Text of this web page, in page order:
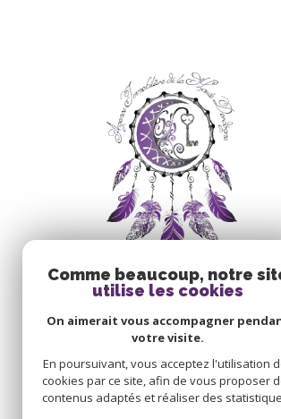
Comme beaucoup, notre
utilise les cookies
On aimerait vous accompagner
votre visite.
En poursuivant, vous acceptez l'utilisation
cookies par ce site, afin de vous proposer
contenus adaptés et réaliser des